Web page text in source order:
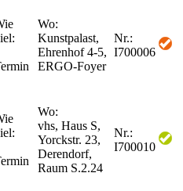
Wo:
Kunstpalast,
Ehrenhof 4-5,
ERGO-Foyer
Nr.:
I700006
Wo:
vhs, Haus S,
Yorckstr. 23,
Derendorf,
Raum S.2.24
Nr.:
I700010